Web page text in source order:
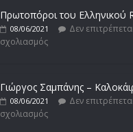
Πρωτοπόροι του Ελληνικού
08/06/2021
Δεν
σχολιασμός
Γιώργος Σαμπάνης –
08/06/2021
Δεν
σχολιασμός